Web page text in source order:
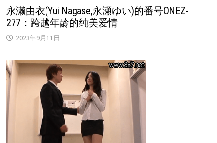
永濑由衣(Yui Nagase,永瀬ゆい)的番号ONEZ-
277：跨越年龄的纯美爱情
2023年9月11日